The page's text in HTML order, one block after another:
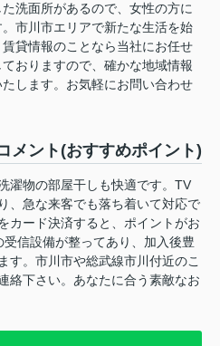
洗面所があるので、女性の方に
市川市エリアで新たな生活を始
貸情報のことなら当社にお任せ
おりますので、確かな地域情報
します。お気軽にお問い合わせ
メント(おすすめポイント)
濯物の部屋干しも快適です。TV
、急な来客でも落ち着いて対応で
カード決済すると、ポイントがお
信設備が整ってあり、加入後豊
す。市川市や総武線市川付近のこ
絡下さい。あなたに合う素敵なお